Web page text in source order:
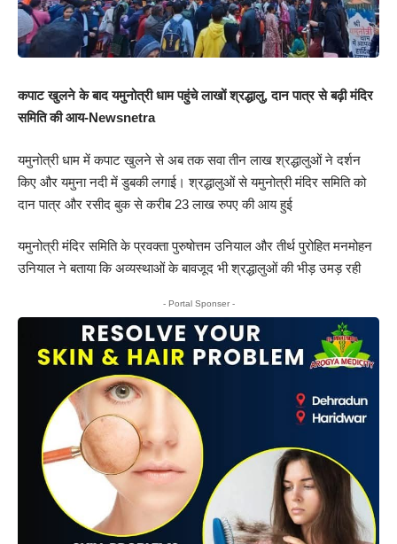
कपाट खुलने के बाद यमुनोत्री धाम पहुंचे लाखों श्रद्धालु, दान पात्र से बढ़ी मंदिर
समिति की आय-Newsnetra
यमुनोत्री धाम में कपाट खुलने से अब तक सवा तीन लाख श्रद्धालुओं ने दर्शन
किए और यमुना नदी में डुबकी लगाई। श्रद्धालुओं से यमुनोत्री मंदिर समिति को
दान पात्र और रसीद बुक से करीब 23 लाख रुपए की आय हुई
यमुनोत्री मंदिर समिति के प्रवक्ता पुरुषोत्तम उनियाल और तीर्थ पुरोहित मनमोहन
उनियाल ने बताया कि अव्यस्थाओं के बावजूद भी श्रद्धालुओं की भीड़ उमड़ रही
- Portal Sponser -